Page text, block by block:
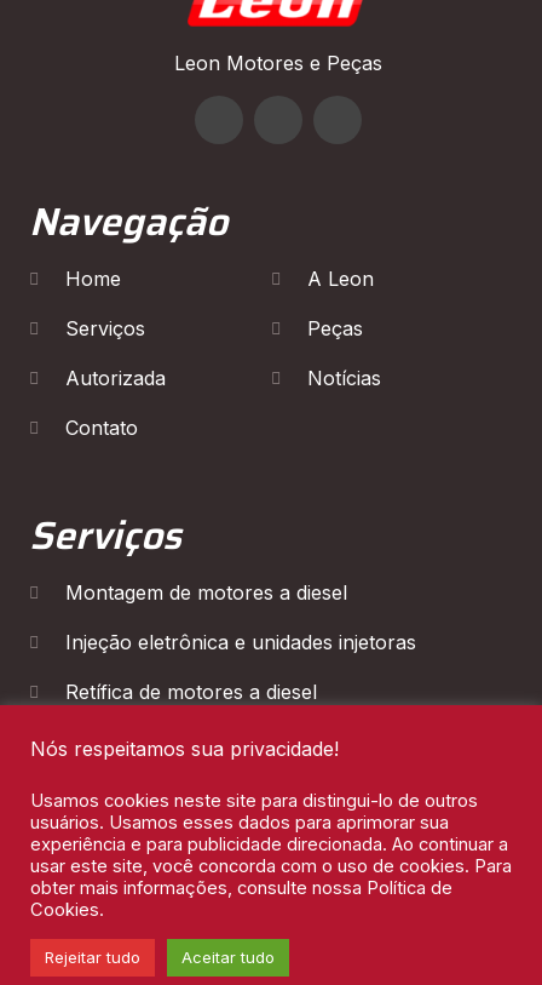
Leon Motores e Peças
Navegação
Home A Leon
Serviços Peças
Autorizada Notícias
Contato
Serviços
Montagem de motores a diesel
Injeção eletrônica e unidades injetoras
Retífica de motores a diesel
Diagnóstico Eletrônico
Manutenção de Cambios
Leon Motores 2026 © Todos os direitos reservados
Nós respeitamos sua privacidade!
Usamos cookies neste site para distingui-lo de outros
usuários. Usamos esses dados para aprimorar sua
experiência e para publicidade direcionada. Ao continuar a
usar este site, você concorda com o uso de cookies. Para
obter mais informações, consulte nossa Política de
Cookies.
Rejeitar tudo Aceitar tudo